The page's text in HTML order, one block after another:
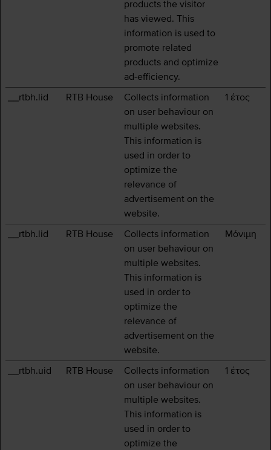
products the visitor
has viewed. This
information is used to
promote related
products and optimize
ad-efficiency.
__rtbh.lid
RTB House
Collects information
on user behaviour on
multiple websites.
This information is
used in order to
optimize the
relevance of
advertisement on the
website.
1 έτος
__rtbh.lid RTB House
Collects information
on user behaviour on
multiple websites.
This information is
used in order to
optimize the
relevance of
advertisement on the
website.
Μόνιμη
__rtbh.uid RTB House
Collects information
on user behaviour on
multiple websites.
This information is
used in order to
optimize the
1 έτος